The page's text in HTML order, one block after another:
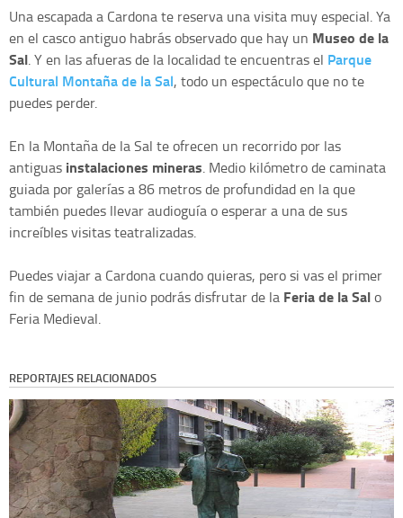
Una escapada a Cardona te reserva una visita muy especial. Ya
en el casco antiguo habrás observado que hay un Museo de la
Sal. Y en las afueras de la localidad te encuentras el Parque
Cultural Montaña de la Sal, todo un espectáculo que no te
puedes perder.
En la Montaña de la Sal te ofrecen un recorrido por las
antiguas instalaciones mineras. Medio kilómetro de caminata
guiada por galerías a 86 metros de profundidad en la que
también puedes llevar audioguía o esperar a una de sus
increíbles visitas teatralizadas.
Puedes viajar a Cardona cuando quieras, pero si vas el primer
fin de semana de junio podrás disfrutar de la Feria de la Salo
Feria Medieval.
REPORTAJES RELACIONADOS